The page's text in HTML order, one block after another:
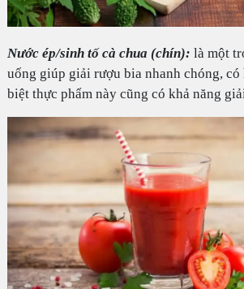
Nước ép/sinh tố cà chua (chín): là một
uống giúp giải rượu bia nhanh chóng, có
biệt thực phẩm này cũng có khả năng